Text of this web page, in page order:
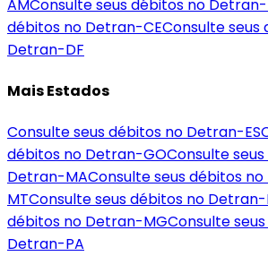
AMConsulte seus débitos no Detran-
débitos no Detran-CEConsulte seus
Detran-DF
Mais Estados
Consulte seus débitos no Detran-ES
débitos no Detran-GOConsulte
Detran-MAConsulte seus débitos
MTConsulte seus débitos no Detran-
débitos no Detran-MGConsulte
Detran-PA